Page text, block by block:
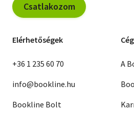
Csatlakozom
Elérhetőségek
+36 1 235 60 70
info@bookline.hu
Bookline Bolt
A